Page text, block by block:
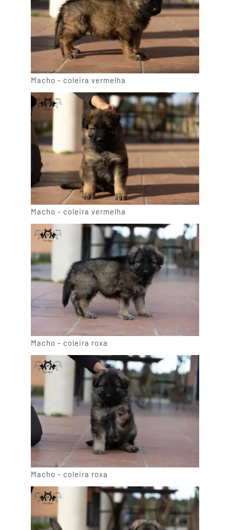
Macho - coleira vermelha
Macho - coleira vermelha
Macho - coleira roxa
Macho - coleira roxa